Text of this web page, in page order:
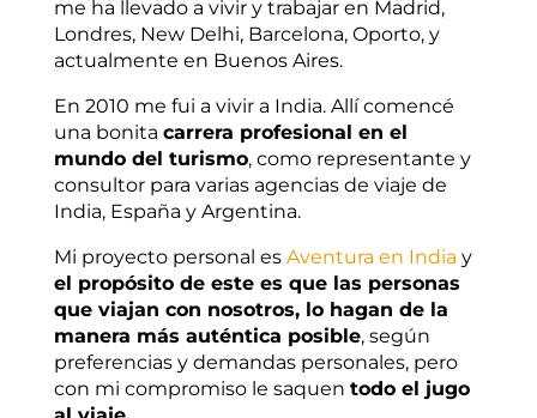
me ha llevado a vivir y trabajar en Madrid,
Londres, New Delhi, Barcelona, Oporto, y
actualmente en Buenos Aires.
En 2010 me fui a vivir a India. Allí comencé
una bonita carrera profesional en el
mundo del turismo, como representante y
consultor para varias agencias de viaje de
India, España y Argentina.
Mi proyecto personal es Aventura en India y
el propósito de este es que las personas
que viajan con nosotros, lo hagan de la
manera más auténtica posible, según
preferencias y demandas personales, pero
con mi compromiso le saquen todo el jugo